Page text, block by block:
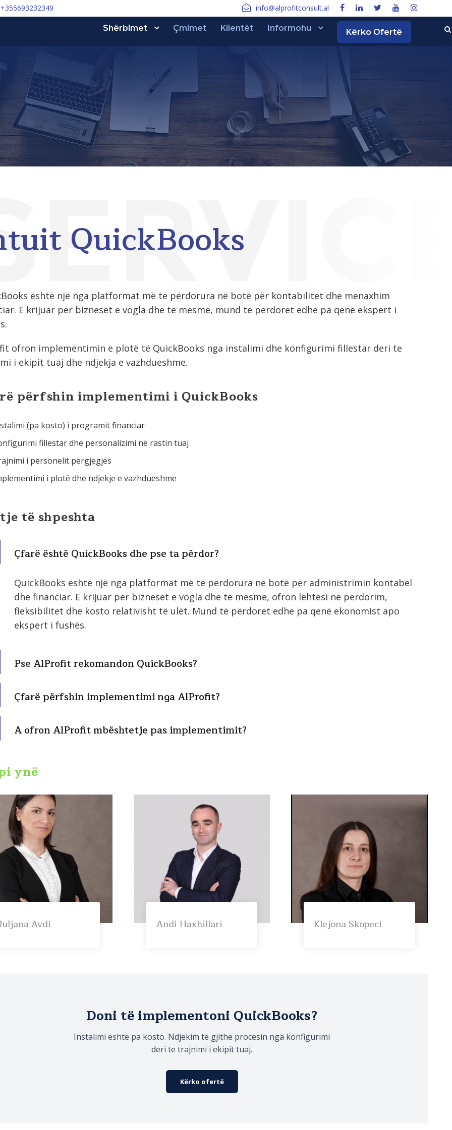
+355693232349 info@alprofitconsult.al
Shërbimet Çmimet Klientët Informohu Kërko Ofertë
QuickBooks
është një nga platformat më të përdorura në botë për kontabilitet dhe menaxhim
E krijuar për bizneset e vogla dhe të mesme, mund të përdoret edhe pa qenë ekspert i
ofron implementimin e plotë të QuickBooks nga instalimi dhe konfigurimi fillestar deri te
i ekipit tuaj dhe ndjekja e vazhdueshme.
përfshin implementimi i QuickBooks
(pa kosto) i programit financiar
fillestar dhe personalizimi në rastin tuaj
i personelit përgjegjës
i plotë dhe ndjekje e vazhdueshme
të shpeshta
Çfarë është QuickBooks dhe pse ta përdor?
QuickBooks është një nga platformat më të përdorura në botë për administrimin kontabël
dhe financiar. E krijuar për bizneset e vogla dhe të mesme, ofron lehtësi në përdorim,
fleksibilitet dhe kosto relativisht të ulët. Mund të përdoret edhe pa qenë ekonomist apo
ekspert i fushës.
Pse AlProfit rekomandon QuickBooks?
Çfarë përfshin implementimi nga AlProfit?
A ofron AlProfit mbështetje pas implementimit?
ynë
Avdi Andi Haxhillari Klejona Skopeci
Doni të implementoni QuickBooks?
Instalimi është pa kosto. Ndjekim të gjithë procesin nga konfigurimi
deri te trajnimi i ekipit tuaj.
Kërko ofertë